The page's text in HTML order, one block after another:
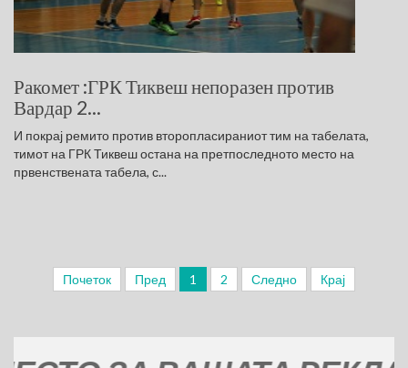
Ракомет :ГРК Тиквеш непоразен против
Вардар 2...
И покрај ремито против второпласираниот тим на табелата,
тимот на ГРК Тиквеш остана на претпоследното место на
првенствената табела, с...
Почеток Пред 1 2 Следно Крај